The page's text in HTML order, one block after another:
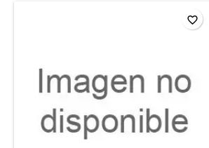
favorite_border